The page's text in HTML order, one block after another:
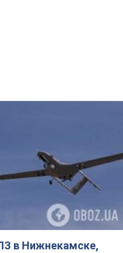
в Нижнекамске,